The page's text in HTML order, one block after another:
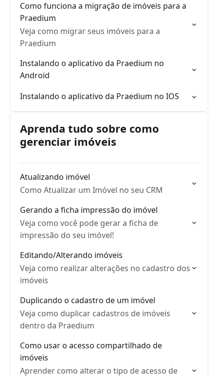
Como funciona a migração de imóveis para a
Praedium
Veja como migrar seus imóveis para a
Praedium
Instalando o aplicativo da Praedium no
Android
Instalando o aplicativo da Praedium no IOS
Aprenda tudo sobre como
gerenciar imóveis
Atualizando imóvel
Como Atualizar um Imóvel no seu CRM
Gerando a ficha impressão do imóvel
Veja como você pode gerar a ficha de
impressão do seu imóvel!
Editando/Alterando imóveis
Veja como realizar alterações no cadastro dos
imóveis
Duplicando o cadastro de um imóvel
Veja como duplicar cadastros de imóveis
dentro da Praedium
Como usar o acesso compartilhado de
imóveis
Aprender como alterar o tipo de acesso de